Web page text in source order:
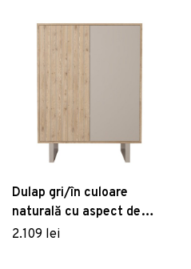
Dulap gri/în culoare
naturală cu aspect de
lemn de stejar 90x120 cm
2.109 lei